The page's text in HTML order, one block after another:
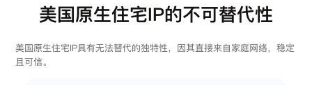
美国原生住宅IP的不可替代性
美国原生住宅IP具有无法替代的独特性，因其直接来自家庭网络，稳定
且可信。